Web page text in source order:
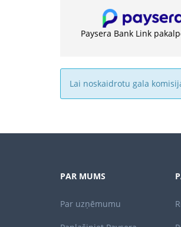
Paysera Bank Link
Lai noskaidrotu gala
PAR MUMS
Par uzņēmumu